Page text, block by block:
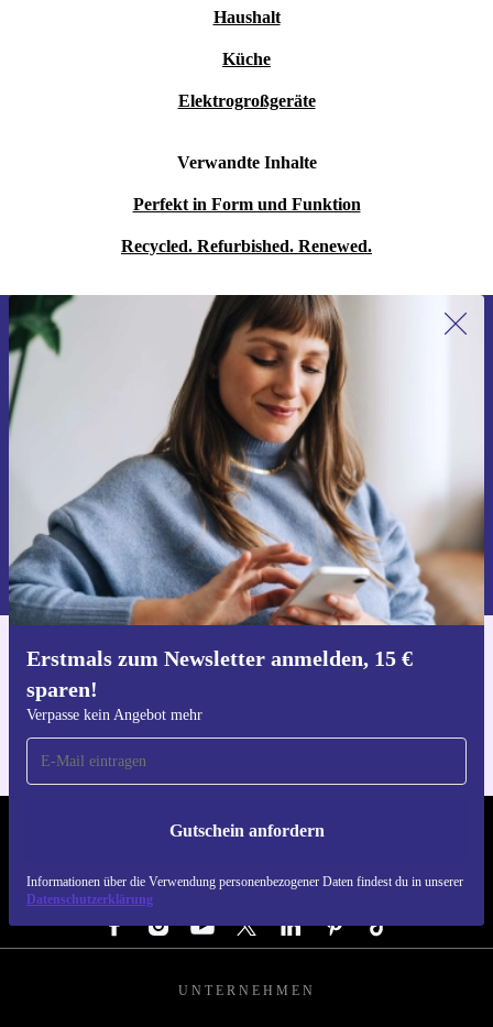
Haushalt
Küche
Elektrogroßgeräte
Verwandte Inhalte
Perfekt in Form und Funktion
Recycled. Refurbished. Renewed.
Erstmals zum Newsletter anmelden, 15 €
sparen!
Verpasse kein Angebot mehr
Gutschein anfordern
Informationen über die Verwendung personenbezogener Daten findest du in unserer
Datenschutzerklärung
Erstmals zum Newsletter anmelden,
15 € sparen!
Verpasse kein Angebot mehr.
Gutschein anfordern
Informationen über die Verwendung personenbezogener Daten findest
du in unserer
Datenschutzerklärung.
Hol dir die refurbed-App
REFURBED ÖSTERREICH - RETHINK NEW.
FOLGE UNS
UNTERNEHMEN